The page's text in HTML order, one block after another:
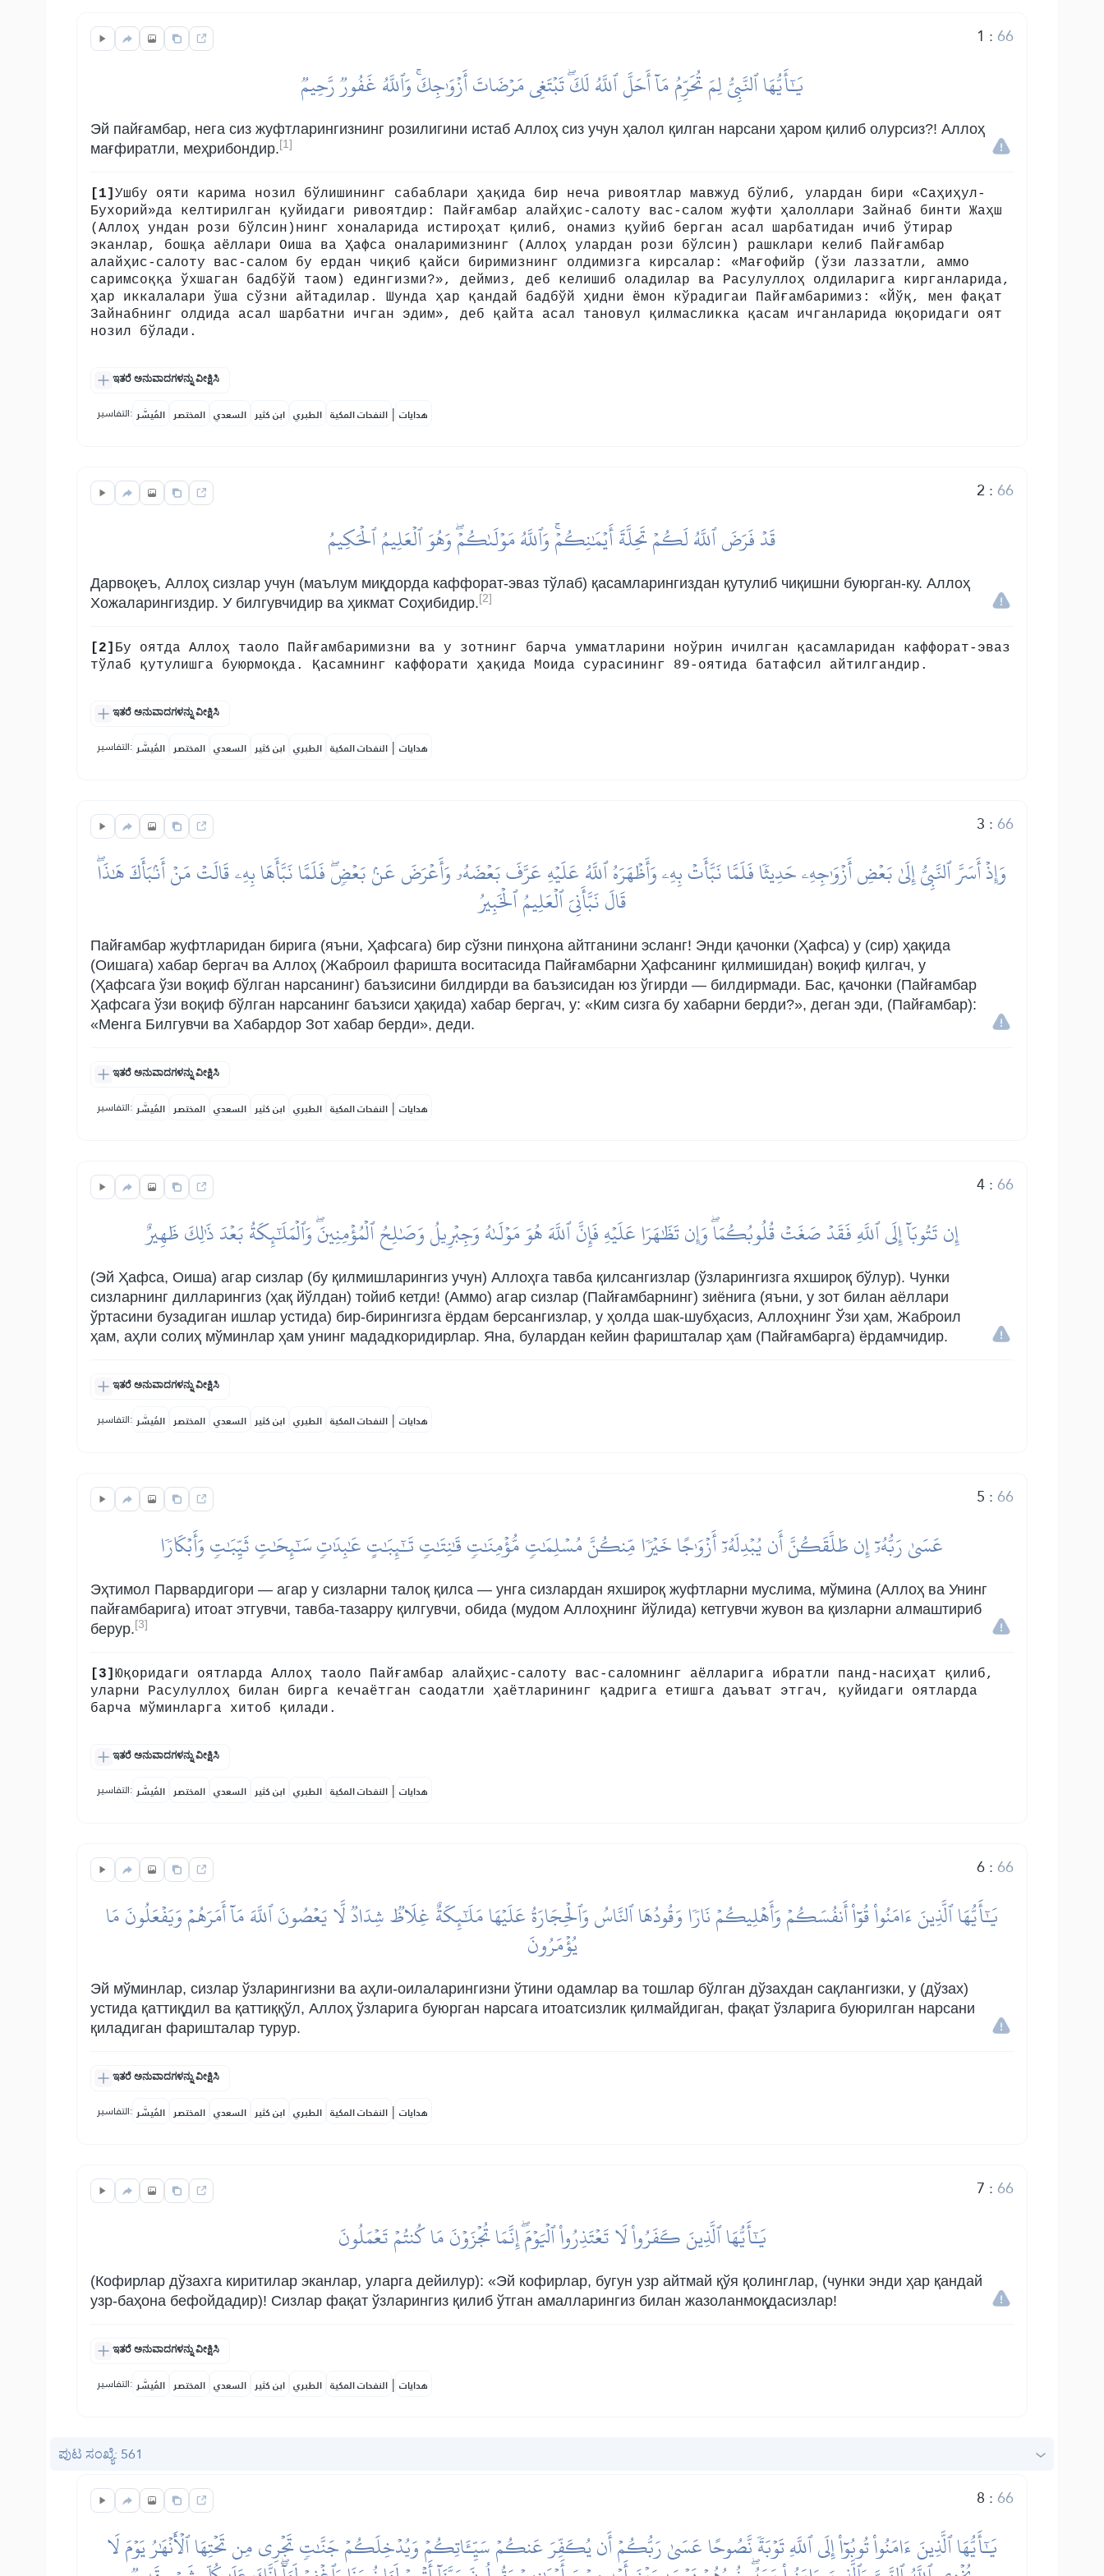
1 :66
يَٰٓأَيُّهَا ٱلنَّبِيُّ لِمَ تُحَرِّمُ مَآ أَحَلَّ ٱللَّهُ لَكَۖ تَبۡتَغِي مَرۡضَاتَ أَزۡوَٰجِكَۚ وَٱللَّهُ غَفُورٞ رَّحِيمٞ
Эй пайғамбар, нега сиз жуфтларингизнинг розилигини истаб Аллоҳ сиз учун ҳалол қилган нарсани ҳаром қилиб олурсиз?! Аллоҳ
мағфиратли, меҳрибондир. [1]
[1] Ушбу ояти карима нозил бўлишининг сабаблари ҳақида бир неча ривоятлар мавжуд бўлиб, улардан бири «Саҳиҳул-
Бухорий»да келтирилган қуйидаги ривоятдир: Пайғамбар алайҳис-салоту вас-салом жуфти ҳалоллари Зайнаб бинти Жаҳш
(Аллоҳ ундан рози бўлсин)нинг хоналарида истироҳат қилиб, онамиз қуйиб берган асал шарбатидан ичиб ўтирар
эканлар, бошқа аёллари Оиша ва Ҳафса оналаримизнинг (Аллоҳ улардан рози бўлсин) рашклари келиб Пайғамбар
алайҳис-салоту вас-салом бу ердан чиқиб қайси биримизнинг олдимизга кирсалар: «Мағофийр (ўзи лаззатли, аммо
саримсоққа ўхшаган бадбўй таом) едингизми?», деймиз, деб келишиб оладилар ва Расулуллоҳ олдиларига кирганларида,
ҳар иккалалари ўша сўзни айтадилар. Шунда ҳар қандай бадбўй ҳидни ёмон кўрадигаи Пайғамбаримиз: «Йўқ, мен фақат
Зайнабнинг олдида асал шарбатни ичган эдим», деб қайта асал тановул қилмасликка қасам ичганларида юқоридаги оят
нозил бўлади.
ಇತರೆ ಅನುವಾದಗಳನ್ನು ವೀಕ್ಷಿಸಿ
التفاسير: المُيسَّر المختصر السعدي ابن كثير الطبري النفحات المكية | هدايات
2 :66
قَدۡ فَرَضَ ٱللَّهُ لَكُمۡ تَحِلَّةَ أَيۡمَٰنِكُمۡۚ وَٱللَّهُ مَوۡلَىٰكُمۡۖ وَهُوَ ٱلۡعَلِيمُ ٱلۡحَكِيمُ
Дарвоқеъ, Аллоҳ сизлар учун (маълум миқдорда каффорат-эваз тўлаб) қасамларингиздан қутулиб чиқишни буюрган-ку. Аллоҳ
Хожаларингиздир. У билгувчидир ва ҳикмат Соҳибидир. [2]
[2] Бу оятда Аллоҳ таоло Пайғамбаримизни ва у зотнинг барча умматларини ноўрин ичилган қасамларидан каффорат-эваз
тўлаб қутулишга буюрмоқда. Қасамнинг каффорати ҳақида Моида сурасининг 89-оятида батафсил айтилгандир.
ಇತರೆ ಅನುವಾದಗಳನ್ನು ವೀಕ್ಷಿಸಿ
التفاسير: المُيسَّر المختصر السعدي ابن كثير الطبري النفحات المكية | هدايات
3 :66
وَإِذۡ أَسَرَّ ٱلنَّبِيُّ إِلَىٰ بَعۡضِ أَزۡوَٰجِهِۦ حَدِيثٗا فَلَمَّا نَبَّأَتۡ بِهِۦ وَأَظۡهَرَهُ ٱللَّهُ عَلَيۡهِ عَرَّفَ بَعۡضَهُۥ وَأَعۡرَضَ عَنۢ بَعۡضٖۖ فَلَمَّا نَبَّأَهَا بِهِۦ قَالَتۡ مَنۡ أَنۢبَأَكَ هَٰذَاۖ
قَالَ نَبَّأَنِيَ ٱلۡعَلِيمُ ٱلۡخَبِيرُ
Пайғамбар жуфтларидан бирига (яъни, Ҳафсага) бир сўзни пинҳона айтганини эсланг! Энди қачонки (Ҳафса) у (сир) ҳақида
(Оишага) хабар бергач ва Аллоҳ (Жаброил фаришта воситасида Пайғамбарни Ҳафсанинг қилмишидан) воқиф қилгач, у
(Ҳафсага ўзи воқиф бўлган нарсанинг) баъзисини билдирди ва баъзисидан юз ўгирди — билдирмади. Бас, қачонки (Пайғамбар
Ҳафсага ўзи воқиф бўлган нарсанинг баъзиси ҳақида) хабар бергач, у: «Ким сизга бу хабарни берди?», деган эди, (Пайғамбар):
«Менга Билгувчи ва Хабардор Зот хабар берди», деди.
ಇತರೆ ಅನುವಾದಗಳನ್ನು ವೀಕ್ಷಿಸಿ
التفاسير: المُيسَّر المختصر السعدي ابن كثير الطبري النفحات المكية | هدايات
4:66
إِن تَتُوبَآ إِلَى ٱللَّهِ فَقَدۡ صَغَتۡ قُلُوبُكُمَاۖ وَإِن تَظَٰهَرَا عَلَيۡهِ فَإِنَّ ٱللَّهَ هُوَ مَوۡلَىٰهُ وَجِبۡرِيلُ وَصَٰلِحُ ٱلۡمُؤۡمِنِينَۖ وَٱلۡمَلَٰٓئِكَةُ بَعۡدَ ذَٰلِكَ ظَهِيرٌ
(Эй Ҳафса, Оиша) агар сизлар (бу қилмишларингиз учун) Аллоҳга тавба қилсангизлар (ўзларингизга яхшироқ бўлур). Чунки
сизларнинг дилларингиз (ҳақ йўлдан) тойиб кетди! (Аммо) агар сизлар (Пайғамбарнинг) зиёнига (яъни, у зот билан аёллари
ўртасини бузадиган ишлар устида) бир-бирингизга ёрдам берсангизлар, у ҳолда шак-шубҳасиз, Аллоҳнинг Ўзи ҳам, Жаброил
ҳам, аҳли солиҳ мўминлар ҳам унинг мададкоридирлар. Яна, булардан кейин фаришталар ҳам (Пайғамбарга) ёрдамчидир.
ಇತರೆ ಅನುವಾದಗಳನ್ನು ವೀಕ್ಷಿಸಿ
التفاسير: المُيسَّر المختصر السعدي ابن كثير الطبري النفحات المكية | هدايات
5 :66
عَسَىٰ رَبُّهُۥٓ إِن طَلَّقَكُنَّ أَن يُبۡدِلَهُۥٓ أَزۡوَٰجًا خَيۡرٗا مِّنكُنَّ مُسۡلِمَٰتٖ مُّؤۡمِنَٰتٖ قَٰنِتَٰتٖ تَٰٓئِبَٰتٍ عَٰبِدَٰتٖ سَٰٓئِحَٰتٖ ثَيِّبَٰتٖ وَأَبۡكَارٗا
Эҳтимол Парвардигори — агар у сизларни талоқ қилса — унга сизлардан яхшироқ жуфтларни муслима, мўмина (Аллоҳ ва Унинг
пайғамбарига) итоат этгувчи, тавба-тазарру қилгувчи, обида (мудом Аллоҳнинг йўлида) кетгувчи жувон ва қизларни алмаштириб
берур. [3]
[3] Юқоридаги оятларда Аллоҳ таоло Пайғамбар алайҳис-салоту вас-саломнинг аёлларига ибратли панд-насиҳат қилиб,
уларни Расулуллоҳ билан бирга кечаётган саодатли ҳаётларининг қадрига етишга даъват этгач, қуйидаги оятларда
барча мўминларга хитоб қилади.
ಇತರೆ ಅನುವಾದಗಳನ್ನು ವೀಕ್ಷಿಸಿ
التفاسير: المُيسَّر المختصر السعدي ابن كثير الطبري النفحات المكية | هدايات
6:66
يَٰٓأَيُّهَا ٱلَّذِينَ ءَامَنُواْ قُوٓاْ أَنفُسَكُمۡ وَأَهۡلِيكُمۡ نَارٗا وَقُودُهَا ٱلنَّاسُ وَٱلۡحِجَارَةُ عَلَيۡهَا مَلَٰٓئِكَةٌ غِلَاظٞ شِدَادٞ لَّا يَعۡصُونَ ٱللَّهَ مَآ أَمَرَهُمۡ وَيَفۡعَلُونَ مَا
يُؤۡمَرُونَ
Эй мўминлар, сизлар ўзларингизни ва аҳли-оилаларингизни ўтини одамлар ва тошлар бўлган дўзахдан сақлангизки, у (дўзах)
устида қаттиқдил ва қаттиққўл, Аллоҳ ўзларига буюрган нарсага итоатсизлик қилмайдиган, фақат ўзларига буюрилган нарсани
қиладиган фаришталар турур.
ಇತರೆ ಅನುವಾದಗಳನ್ನು ವೀಕ್ಷಿಸಿ
التفاسير: المُيسَّر المختصر السعدي ابن كثير الطبري النفحات المكية | هدايات
7 :66
يَٰٓأَيُّهَا ٱلَّذِينَ كَفَرُواْ لَا تَعۡتَذِرُواْ ٱلۡيَوۡمَۖ إِنَّمَا تُجۡزَوۡنَ مَا كُنتُمۡ تَعۡمَلُونَ
(Кофирлар дўзахга киритилар эканлар, уларга дейилур): «Эй кофирлар, бугун узр айтмай қўя қолинглар, (чунки энди ҳар қандай
узр-баҳона бефойдадир)! Сизлар фақат ўзларингиз қилиб ўтган амалларингиз билан жазоланмоқдасизлар!
ಇತರೆ ಅನುವಾದಗಳನ್ನು ವೀಕ್ಷಿಸಿ
التفاسير: المُيسَّر المختصر السعدي ابن كثير الطبري النفحات المكية | هدايات
ಪುಟ ಸಂಖ್ಯೆ: 561
8 :66
يَٰٓأَيُّهَا ٱلَّذِينَ ءَامَنُواْ تُوبُوٓاْ إِلَى ٱللَّهِ تَوۡبَةٗ نَّصُوحًا عَسَىٰ رَبُّكُمۡ أَن يُكَفِّرَ عَنكُمۡ سَيِّـَٔاتِكُمۡ وَيُدۡخِلَكُمۡ جَنَّٰتٖ تَجۡرِي مِن تَحۡتِهَا ٱلۡأَنۡهَٰرُ يَوۡمَ لَا